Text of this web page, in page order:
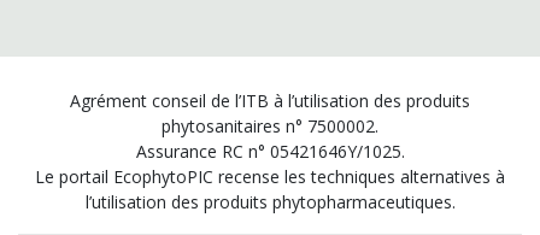
Agrément conseil de l’ITB à l’utilisation des produits
phytosanitaires n° 7500002.
Assurance RC n° 05421646Y/1025.
Le portail EcophytoPIC recense les techniques alternatives à
l’utilisation des produits phytopharmaceutiques.